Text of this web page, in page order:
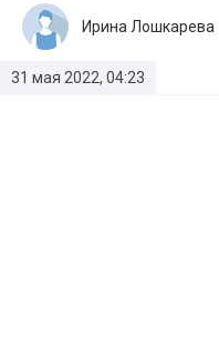
31 мая 2022, 04:23
Ирина Лошкарева